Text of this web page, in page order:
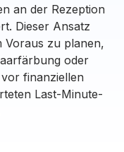
an der Rezeption
Dieser Ansatz
Voraus zu planen,
oder
finanziellen
Last-Minute-